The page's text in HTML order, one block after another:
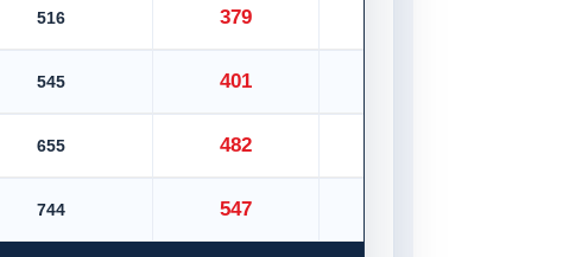
516 379
545 401
655 482
744 547